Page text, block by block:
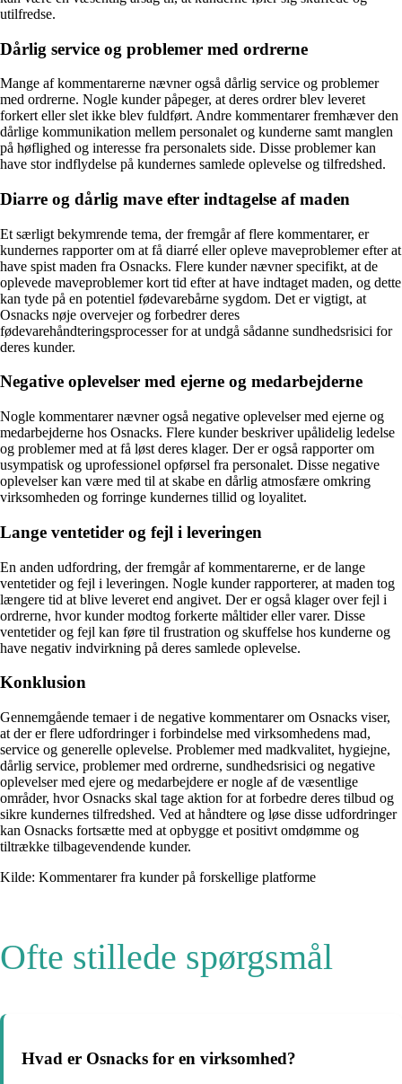
utilfredse.
Dårlig service og problemer med ordrerne
Mange af kommentarerne nævner også dårlig service og problemer
med ordrerne. Nogle kunder påpeger, at deres ordrer blev leveret
forkert eller slet ikke blev fuldført. Andre kommentarer fremhæver den
dårlige kommunikation mellem personalet og kunderne samt manglen
på høflighed og interesse fra personalets side. Disse problemer kan
have stor indflydelse på kundernes samlede oplevelse og tilfredshed.
Diarre og dårlig mave efter indtagelse af maden
Et særligt bekymrende tema, der fremgår af flere kommentarer, er
kundernes rapporter om at få diarré eller opleve maveproblemer efter at
have spist maden fra Osnacks. Flere kunder nævner specifikt, at de
oplevede maveproblemer kort tid efter at have indtaget maden, og dette
kan tyde på en potentiel fødevarebårne sygdom. Det er vigtigt, at
Osnacks nøje overvejer og forbedrer deres
fødevarehåndteringsprocesser for at undgå sådanne sundhedsrisici for
deres kunder.
Negative oplevelser med ejerne og medarbejderne
Nogle kommentarer nævner også negative oplevelser med ejerne og
medarbejderne hos Osnacks. Flere kunder beskriver upålidelig ledelse
og problemer med at få løst deres klager. Der er også rapporter om
usympatisk og uprofessionel opførsel fra personalet. Disse negative
oplevelser kan være med til at skabe en dårlig atmosfære omkring
virksomheden og forringe kundernes tillid og loyalitet.
Lange ventetider og fejl i leveringen
En anden udfordring, der fremgår af kommentarerne, er de lange
ventetider og fejl i leveringen. Nogle kunder rapporterer, at maden tog
længere tid at blive leveret end angivet. Der er også klager over fejl i
ordrerne, hvor kunder modtog forkerte måltider eller varer. Disse
ventetider og fejl kan føre til frustration og skuffelse hos kunderne og
have negativ indvirkning på deres samlede oplevelse.
Konklusion
Gennemgående temaer i de negative kommentarer om Osnacks viser,
at der er flere udfordringer i forbindelse med virksomhedens mad,
service og generelle oplevelse. Problemer med madkvalitet, hygiejne,
dårlig service, problemer med ordrerne, sundhedsrisici og negative
oplevelser med ejere og medarbejdere er nogle af de væsentlige
områder, hvor Osnacks skal tage aktion for at forbedre deres tilbud og
sikre kundernes tilfredshed. Ved at håndtere og løse disse udfordringer
kan Osnacks fortsætte med at opbygge et positivt omdømme og
tiltrække tilbagevendende kunder.
Kilde: Kommentarer fra kunder på forskellige platforme
Ofte stillede spørgsmål
Hvad er Osnacks for en virksomhed?